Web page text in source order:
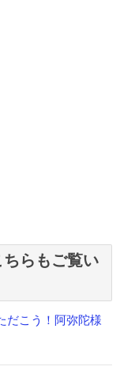
らもご覧い
だこう！阿弥陀様